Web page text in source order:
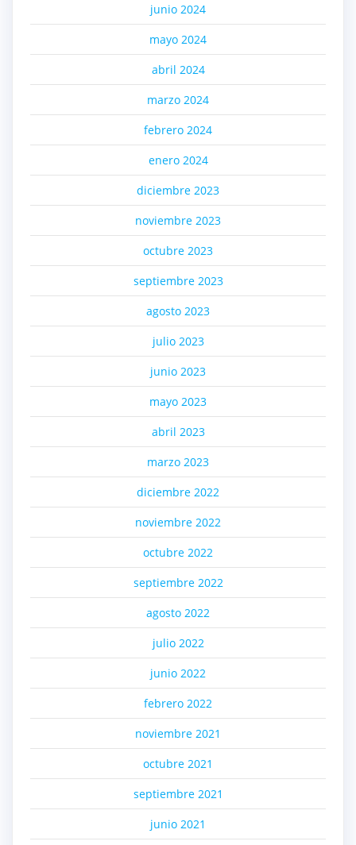
junio 2024
mayo 2024
abril 2024
marzo 2024
febrero 2024
enero 2024
diciembre 2023
noviembre 2023
octubre 2023
septiembre 2023
agosto 2023
julio 2023
junio 2023
mayo 2023
abril 2023
marzo 2023
diciembre 2022
noviembre 2022
octubre 2022
septiembre 2022
agosto 2022
julio 2022
junio 2022
febrero 2022
noviembre 2021
octubre 2021
septiembre 2021
junio 2021